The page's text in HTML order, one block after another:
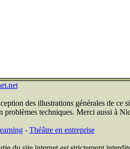
des illustrations générales de ce
techniques. Merci aussi à
- Théâtre en entreprise